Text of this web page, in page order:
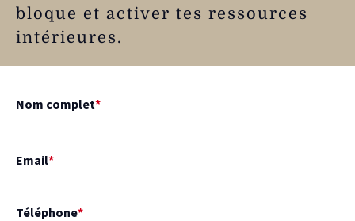
bloque et activer tes ressources
intérieures.
Nom complet*
Email*
Téléphone*